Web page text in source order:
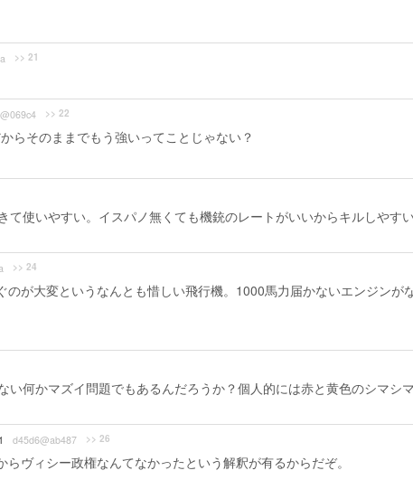
>> 21
>> 22
らそのままでもう強いってことじゃない？
て使いやすい。イスパノ無くても機銃のレートがいいからキルしやす
>> 24
のが大変というなんとも惜しい飛行機。1000馬力届かないエンジンが
い何かマズイ問題でもあるんだろうか？個人的には赤と黄色のシマシ
d45d6@ab487 >> 26
ヴィシー政権なんてなかったという解釈が有るからだぞ。